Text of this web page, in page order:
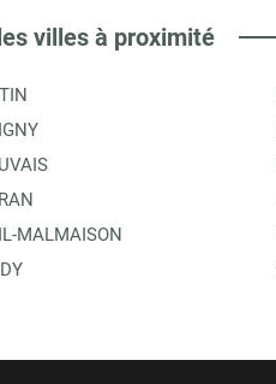
villes à proximité
MALMAISON